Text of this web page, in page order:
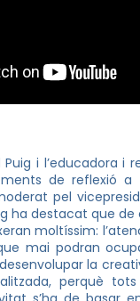
Puig i l’educadora i
de reflexió a
pel
ha destacat que
moltíssim:
mai podran
la
perquè